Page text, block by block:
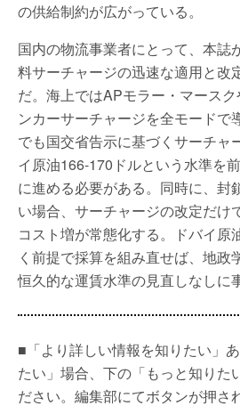
の供給制約が広がっている。
国内の物流事業者にとって、本誌
料サーチャージの迅速な適用と改
だ。海上ではAPモラー・マース
ンカーサーチャージを全モードで
でも国交省告示に基づくサーチャ
イ原油166-170ドルという水準を
に進める必要がある。同時に、封
い場合、サーチャージの改定だけ
コスト増が常態化する。ドバイ原
く前提で採算を組み直せば、地政
恒久的な運賃水準の見直しなしに
■「より詳しい情報を知りたい」
たい」場合、下の「もっと知りた
ださい。編集部にてボタンが押さ